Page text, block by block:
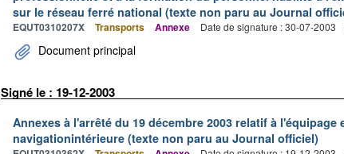
sur le réseau ferré national (texte non paru au Journal
EQUT0310207X Transports Annexe Date de signature : 30-07-2003
Document principal
Signé le : 19-12-2003
Annexes à l'arrêté du 19 décembre 2003 relatif à
navigationintérieure (texte non paru au Journal officiel)